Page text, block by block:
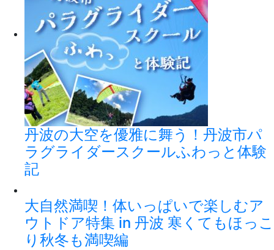
丹波の大空を優雅に舞う！丹波市パ
ラグライダースクールふわっと体験
記
大自然満喫！体いっぱいで楽しむア
ウトドア特集 in 丹波 寒くてもほっこ
り秋冬も満喫編